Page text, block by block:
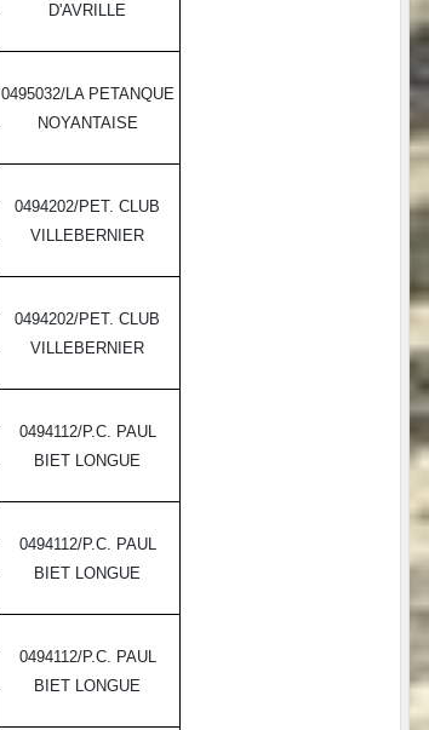
D'AVRILLE
0495032/LA PETANQUE
NOYANTAISE
0494202/PET. CLUB
VILLEBERNIER
0494202/PET. CLUB
VILLEBERNIER
0494112/P.C. PAUL
BIET LONGUE
0494112/P.C. PAUL
BIET LONGUE
0494112/P.C. PAUL
BIET LONGUE